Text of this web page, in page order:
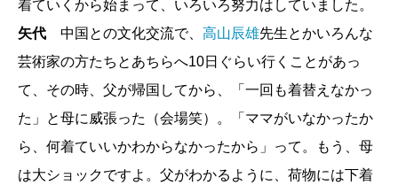
着ていくから始まって、いろいろ努力はしていました。
矢代 中国との文化交流で、 高山辰雄先生とかいろんな
芸術家の方たちとあちらへ10日ぐらい行くことがあっ
て、その時、父が帰国してから、「一回も着替えなかっ
た」と母に威張った（会場笑）。「ママがいなかったか
ら、何着ていいかわからなかったから」って。もう、母
は大ショックですよ。父がわかるように、荷物には下着